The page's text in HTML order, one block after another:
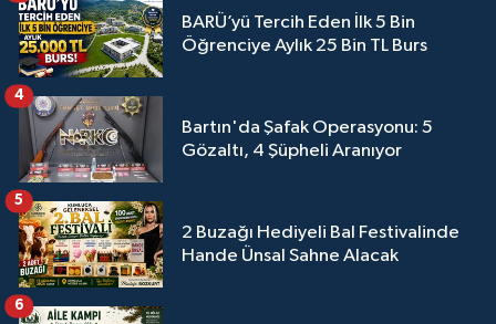
BARÜ’yü Tercih Eden İlk 5 Bin
Öğrenciye Aylık 25 Bin TL Burs
Bartın'da Şafak Operasyonu: 5
Gözaltı, 4 Şüpheli Aranıyor
4
2 Buzağı Hediyeli Bal Festivalinde
Hande Ünsal Sahne Alacak
5
6